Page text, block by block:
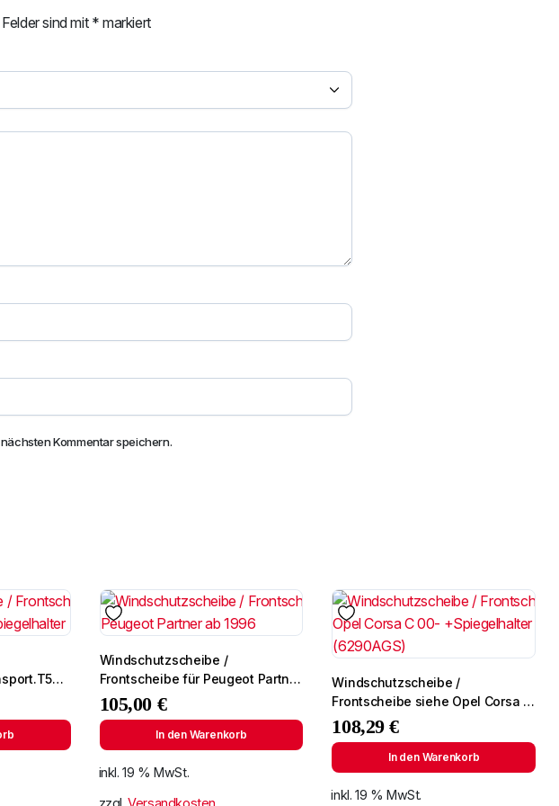
sind mit * markiert
Kommentar speichern.
Windschutzscheibe /
Frontscheibe für Peugeot Partner
ab 1996
105,00 €
In den Warenkorb
inkl. 19 % MwSt.
zzgl.Versandkosten
Windschutzscheibe /
Frontscheibe siehe Opel Corsa C
00- +Spiegelhalter (6290AGS)
108,29€
In den Warenkorb
inkl. 19 % MwSt.